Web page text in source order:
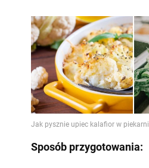
Sposób przygotowania: